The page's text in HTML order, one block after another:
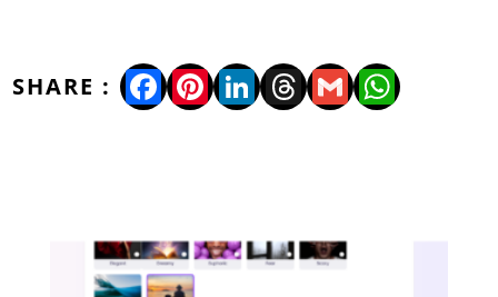
Facebook
Pinterest
LinkedIn
Threads
Gmail